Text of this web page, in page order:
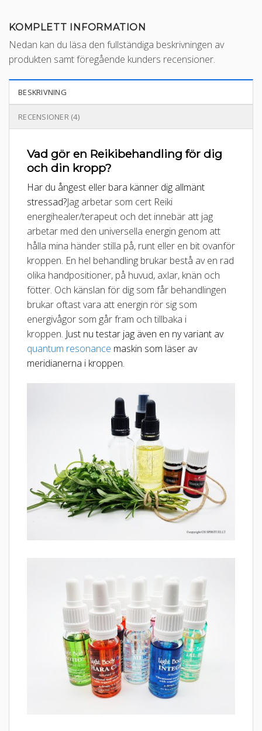
KOMPLETT INFORMATION
Nedan kan du läsa den fullständiga beskrivningen av
produkten samt föregående kunders recensioner.
BESKRIVNING
RECENSIONER (4)
Vad gör en Reikibehandling för dig
och din kropp?
Har du ångest eller bara känner dig allmänt
stressad?Jag arbetar som cert Reiki
energihealer/terapeut och det innebär att jag
arbetar med den universella energin genom att
hålla mina händer stilla på, runt eller en bit ovanför
kroppen. En hel behandling brukar bestå av en rad
olika handpositioner, på huvud, axlar, knän och
fötter. Och känslan för dig som får behandlingen
brukar oftast vara att energin rör sig som
energivågor som går fram och tillbaka i
kroppen. Just nu testar jag även en ny variant av
quantum resonance maskin som läser av
meridianerna i kroppen.